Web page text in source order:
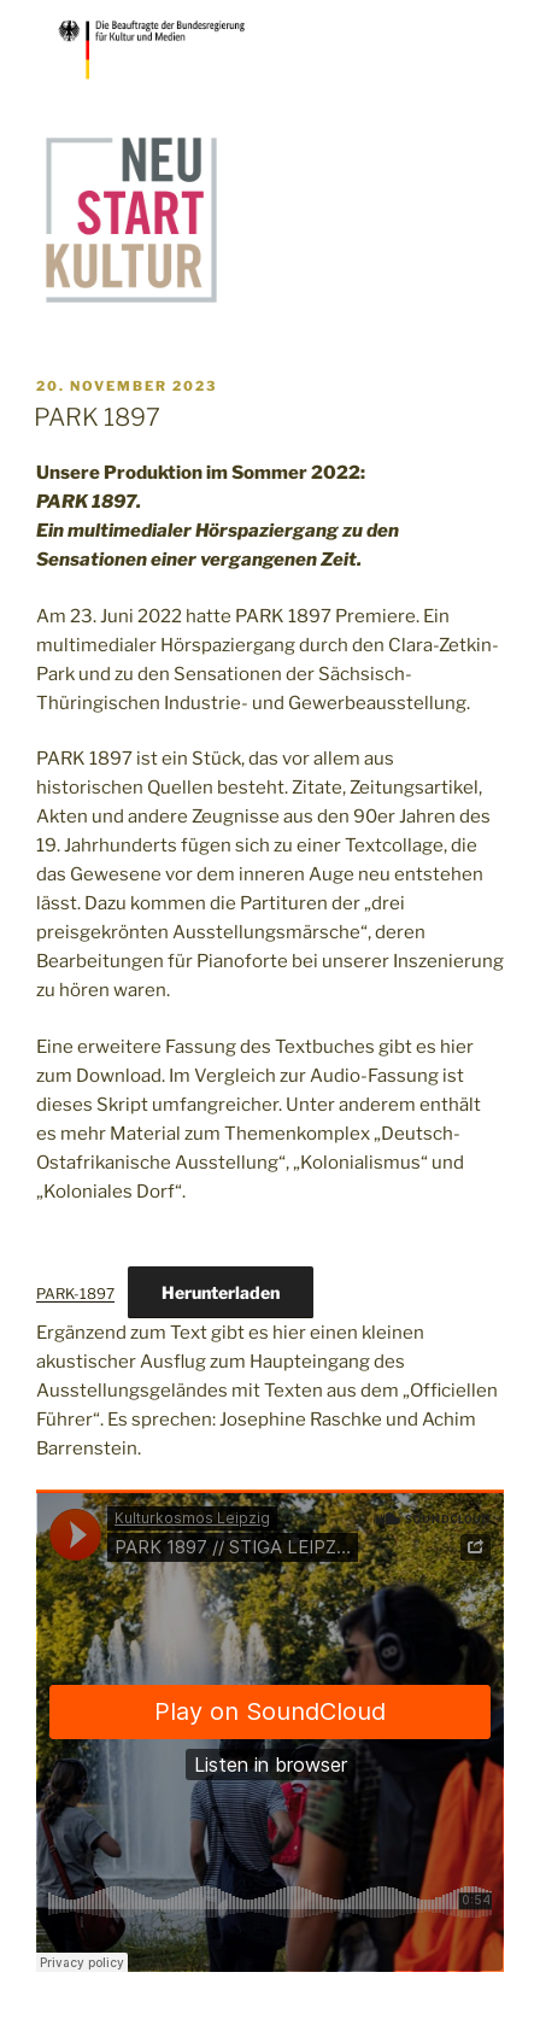
VERÖFFENTLICHT
AM
20. NOVEMBER 2023
PARK 1897
Unsere Produktion im Sommer 2022:
PARK 1897.
Ein multimedialer Hörspaziergang zu den
Sensationen einer vergangenen Zeit.
Am 23. Juni 2022 hatte PARK 1897 Premiere. Ein
multimedialer Hörspaziergang durch den Clara-Zetkin-
Park und zu den Sensationen der Sächsisch-
Thüringischen Industrie- und Gewerbeausstellung.
PARK 1897 ist ein Stück, das vor allem aus
historischen Quellen besteht. Zitate, Zeitungsartikel,
Akten und andere Zeugnisse aus den 90er Jahren des
19. Jahrhunderts fügen sich zu einer Textcollage, die
das Gewesene vor dem inneren Auge neu entstehen
lässt. Dazu kommen die Partituren der „drei
preisgekrönten Ausstellungsmärsche“, deren
Bearbeitungen für Pianoforte bei unserer Inszenierung
zu hören waren.
Eine erweitere Fassung des Textbuches gibt es hier
zum Download. Im Vergleich zur Audio-Fassung ist
dieses Skript umfangreicher. Unter anderem enthält
es mehr Material zum Themenkomplex „Deutsch-
Ostafrikanische Ausstellung“, „Kolonialismus“ und
„Koloniales Dorf“.
PARK-1897 Herunterladen
Ergänzend zum Text gibt es hier einen kleinen
akustischer Ausflug zum Haupteingang des
Ausstellungsgeländes mit Texten aus dem „Officiellen
Führer“. Es sprechen: Josephine Raschke und Achim
Barrenstein.